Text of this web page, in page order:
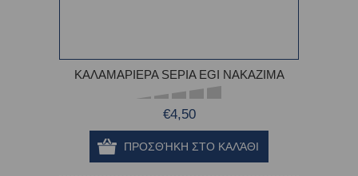
ΚΑΛΑΜΑΡΙΕΡΑ SEPIA EGI NAKAZIMA
€4,50